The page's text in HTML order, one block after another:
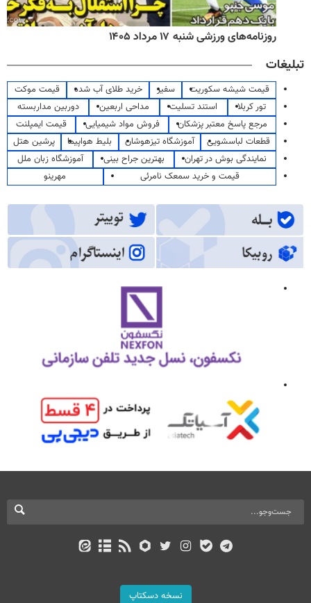
روزنامه‌های ورزشی شنبه ۱۷ مرداد ۱۴۰۵
تبلیغات
قیمت شیشه سکوریت سفیر خرید طلای آب شده
قیمت موکت
تور کربلا
استند تسلیت مداحی اربعین
دوربین مداربسته
مرجع پاسخ معتبر پزشکان
فروش مواد شیمیایی
قیمت ایمپلنت
قطعات لباسشویی
آموزشگاه تیزهوشان بلیط هواپیما
پرشین هتل
نمایندگی بوش در تهران
بهترین جراح بینی
آموزشگاه زبان ملل
قیمت و خرید سمعک نامرئی
مهرینو
نسخه دسکتاپ